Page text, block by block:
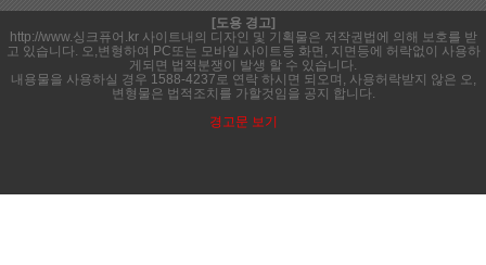
[도용 경고]
http://www.싱크퓨어.kr 사이트내의 디자인 및 기획물은 저작권법에 의해 보호를 받
고 있습니다. 오,변형하여 PC또는 모바일 사이트등 화면, 지면등에 허락없이 사용하
게되면 법적분쟁이 발생 할 수 있습니다.
내용물을 사용하실 경우 1588-4237로 연락 하시면 되오며, 사용허락받지 않은 오,
변형물은 법적조치를 가할것임을 공지 합니다.
경고문 보기